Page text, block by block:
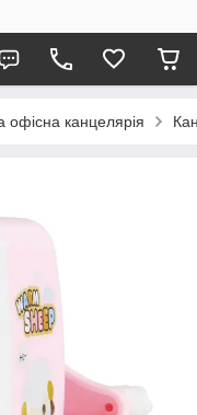
офісна канцелярія